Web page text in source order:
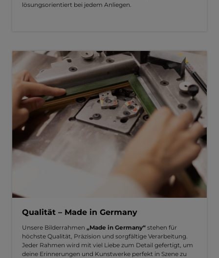
lösungsorientiert bei jedem Anliegen.
Qualität – Made in Germany
Unsere Bilderrahmen „Made in Germany“ stehen für
höchste Qualität, Präzision und sorgfältige Verarbeitung.
Jeder Rahmen wird mit viel Liebe zum Detail gefertigt, um
deine Erinnerungen und Kunstwerke perfekt in Szene zu